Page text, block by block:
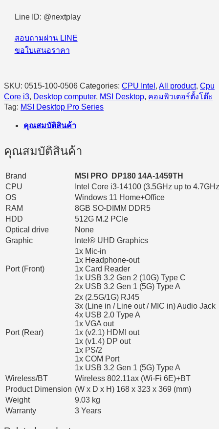
Core
14100/8GB/512GB
SSD/Windows
11
Line ID: @nextplay
สอบถามผ่าน LINE
ขอใบเสนอราคา
SKU: 0515-100-0506 Categories: CPU Intel , All product, Cpu
Core i3, Desktop computer, MSI Desktop, คอมพิวเตอร์ตั้งโต๊ะ
Tag: MSI Desktop Pro Series
คุณสมบัติสินค้า
คุณสมบัติสินค้า
Brand
MSI PRO DP180 14A-1459TH
CPU
Intel Core i3-14100 (3.5GHz up to
OS
Windows 11 Home+Office
RAM
8GB SO-DIMM DDR5
HDD
512G M.2 PCIe
Optical drive
None
Graphic
Intel® UHD Graphics
Port (Front)
1x Mic-in
1x Headphone-out
1x Card Reader
1x USB 3.2 Gen 2 (10G) Type C
2x USB 3.2 Gen 1 (5G) Type A
Port (Rear)
2x (2.5G/1G) RJ45
3x (Line in / Line out / MIC in) Audio Jack
4x USB 2.0 Type A
1x VGA out
1x (v2.1) HDMI out
1x (v1.4) DP out
1x PS/2
1x COM Port
1x USB 3.2 Gen 1 (5G) Type A
Wireless/BT
Wireless 802.11ax (Wi-Fi 6E)+BT
Product Dimension (W x D x H) 168 x 323 x 369 (mm)
Weight
9.03 kg
Warranty
3 Years